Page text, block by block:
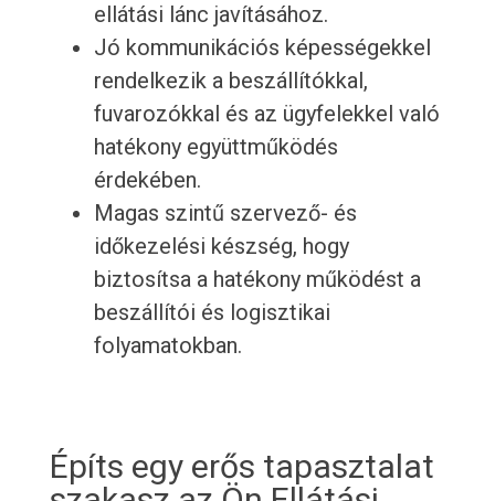
ellátási lánc javításához.
Jó kommunikációs képességekkel
rendelkezik a beszállítókkal,
fuvarozókkal és az ügyfelekkel való
hatékony együttműködés
érdekében.
Magas szintű szervező- és
időkezelési készség, hogy
biztosítsa a hatékony működést a
beszállítói és logisztikai
folyamatokban.
Építs egy erős tapasztalat